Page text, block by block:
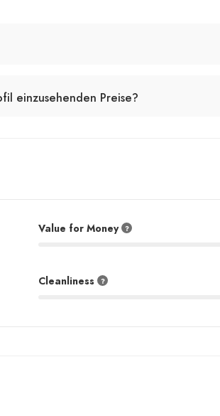
einzusehenden Preise?
Value for Money
Cleanliness